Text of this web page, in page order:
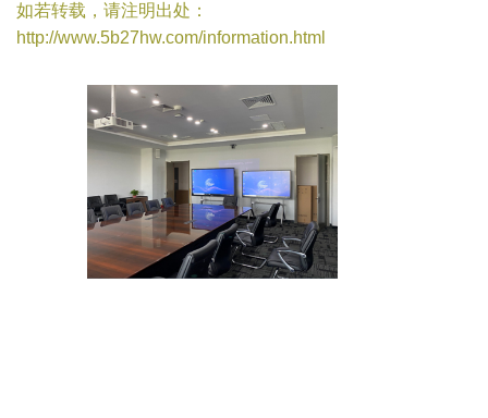
如若转载，请注明出处：
http://www.5b27hw.com/information.html